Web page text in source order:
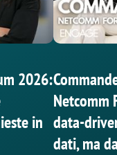
2026:
in
Netcomm
data-
dati, ma